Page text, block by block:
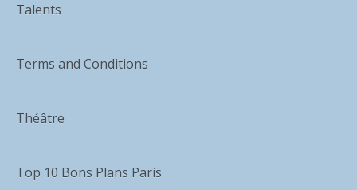
Talents
Terms and Conditions
Théâtre
Top 10 Bons Plans Paris